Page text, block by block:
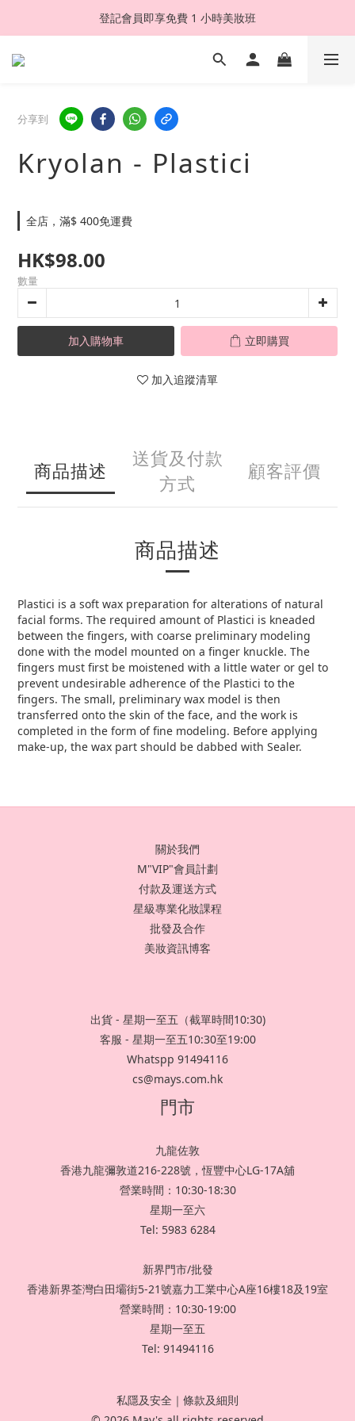
登記會員即享免費 1 小時美妝班
分享到
Kryolan - Plastici
全店，滿$ 400免運費
HK$98.00
數量
加入購物車 立即購買
加入追蹤清單
商品描述
送貨及付款
方式
顧客評價
商品描述
Plastici is a soft wax preparation for alterations of natural
facial forms. The required amount of Plastici is kneaded
between the fingers, with coarse preliminary modeling
done with the model mounted on a finger knuckle. The
fingers must first be moistened with a little water or gel to
prevent undesirable adherence of the Plastici to the
fingers. The small, preliminary wax model is then
transferred onto the skin of the face, and the work is
completed in the form of fine modeling. Before applying
make-up, the wax part should be dabbed with Sealer.
關於我們
M"VIP"會員計劃
付款及運送方式
星級專業化妝課程
批發及合作
美妝資訊博客
出貨 - 星期一至五（截單時間10:30)
客服 - 星期一至五10:30至19:00
Whatspp 91494116
cs@mays.com.hk
門市
九龍佐敦
香港九龍彌敦道216-228號，恆豐中心LG-17A舖
營業時間：10:30-18:30
星期一至六
Tel: 5983 6284
新界門市/批發
香港新界荃灣白田壩街5-21號嘉力工業中心A座16樓18及19室
營業時間：10:30-19:00
星期一至五
Tel: 91494116
私隱及安全 ｜ 條款及細則